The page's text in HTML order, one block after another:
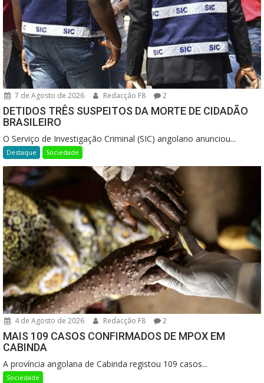
7 de Agosto de 2026 Redacção F8 2
DETIDOS TRÊS SUSPEITOS DA MORTE DE CIDADÃO
BRASILEIRO
O Serviço de Investigação Criminal (SIC) angolano anunciou...
Destaque Sociedade
4 de Agosto de 2026 Redacção F8 2
MAIS 109 CASOS CONFIRMADOS DE MPOX EM
CABINDA
A província angolana de Cabinda registou 109 casos...
Sociedade